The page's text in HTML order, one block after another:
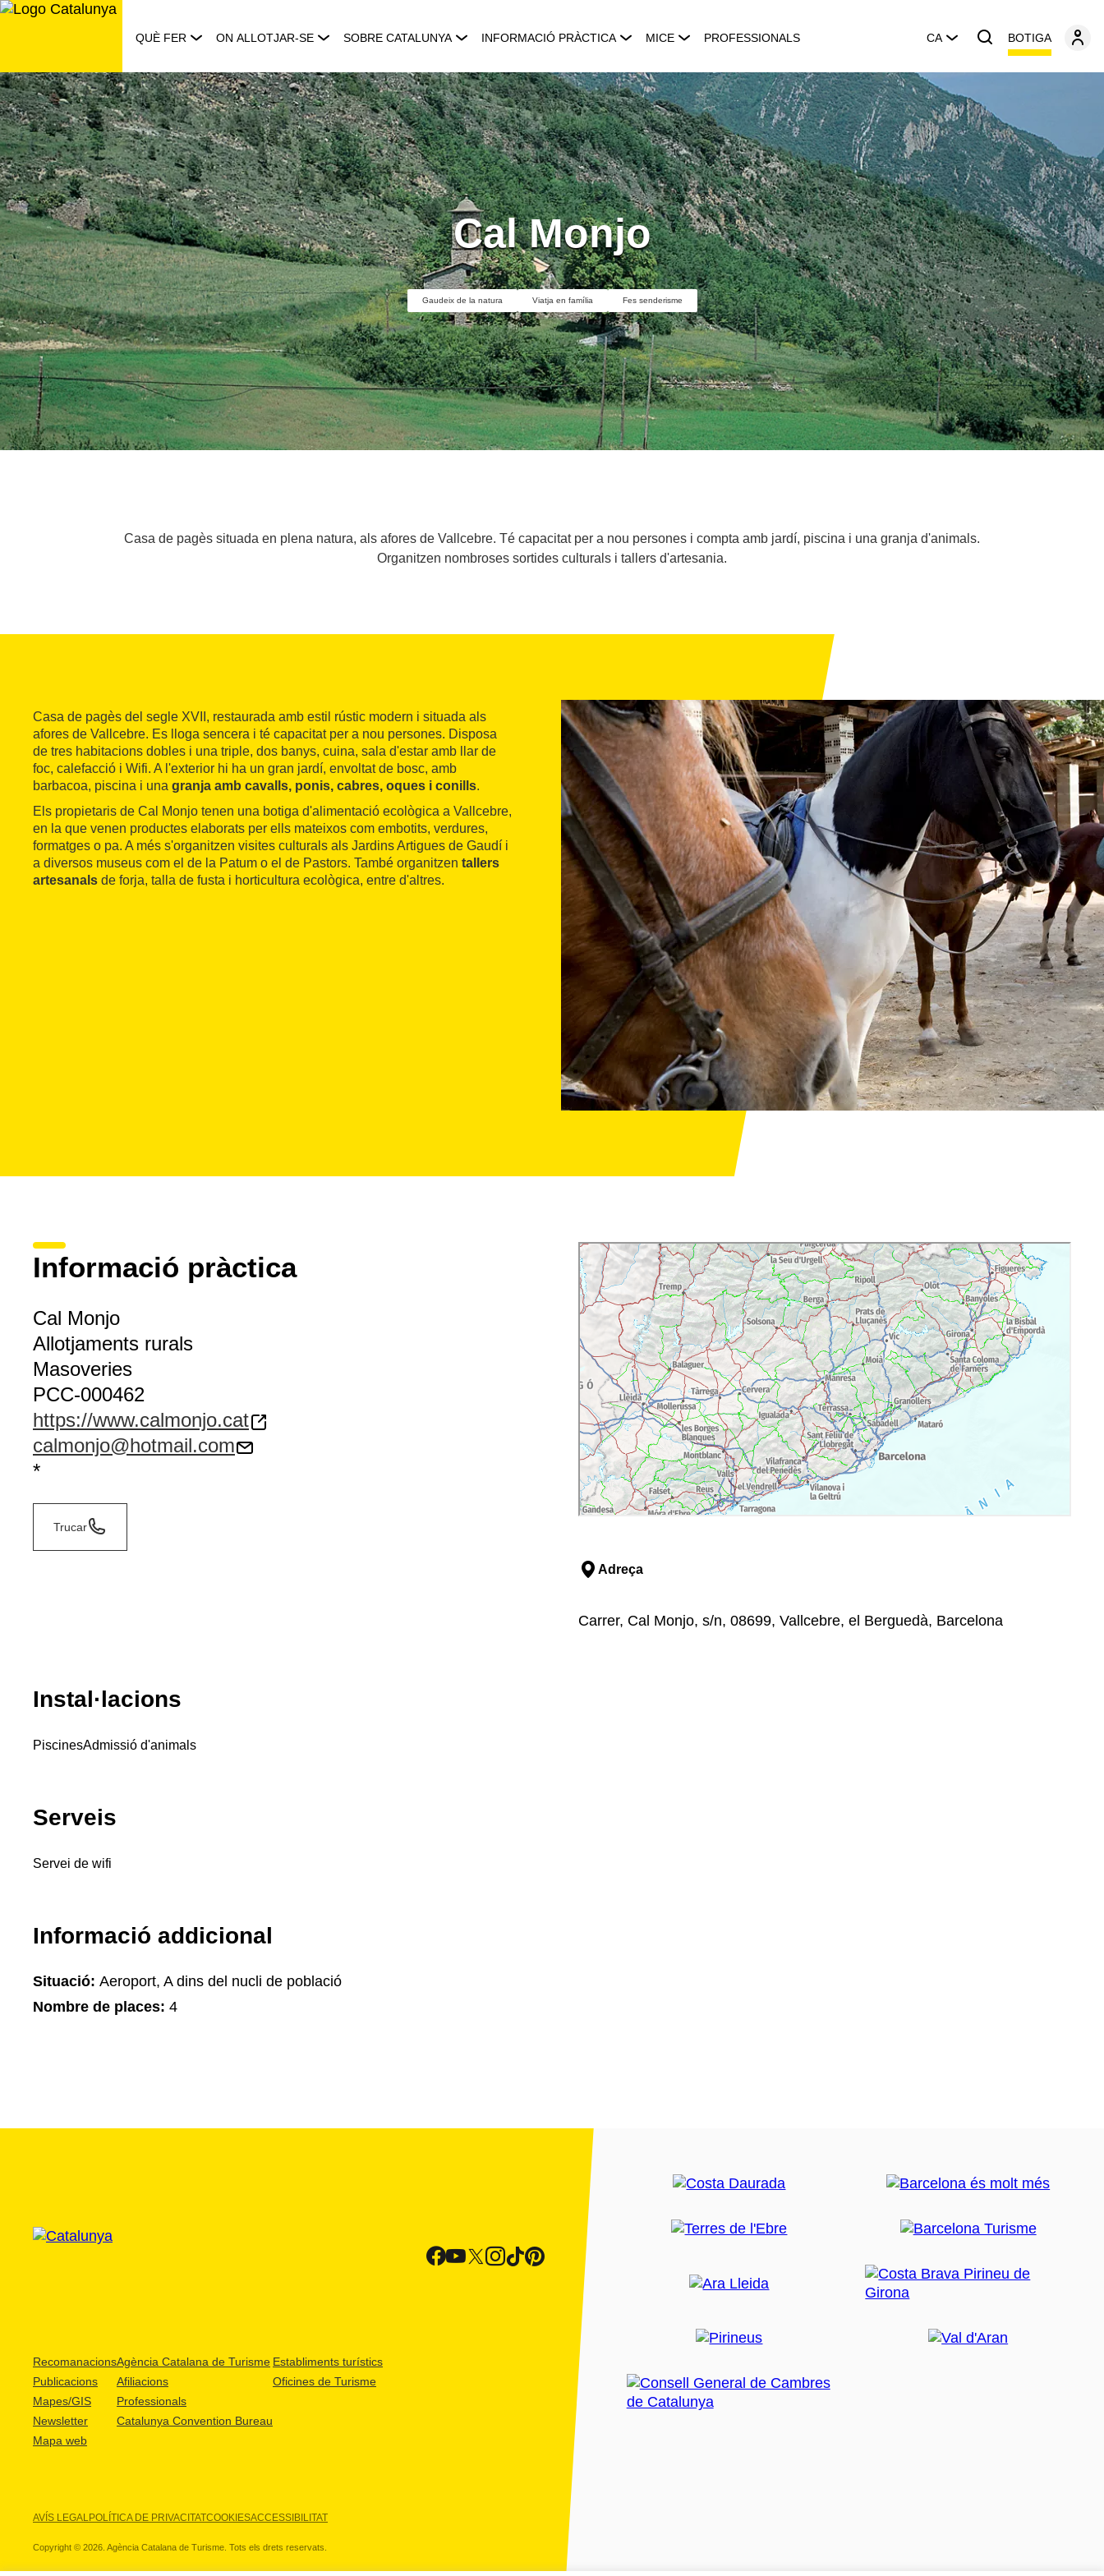
Saltar
QUÈ FER ON ALLOTJAR-SE SOBRE CATALUNYA INFORMACIÓ PRÀCTICA MICE PROFESSIONALS CA BOTIGA
Cal Monjo
Gaudeix de la natura Viatja en família Fes senderisme
Casa de pagès situada en plena natura, als afores de Vallcebre. Té capacitat per a nou persones i compta amb jardí, piscina i una granja d'animals.
Organitzen nombroses sortides culturals i tallers d'artesania.
Casa de pagès del segle XVII, restaurada amb estil rústic modern i situada als
afores de Vallcebre. Es lloga sencera i té capacitat per a nou persones. Disposa
de tres habitacions dobles i una triple, dos banys, cuina, sala d'estar amb llar de
foc, calefacció i Wifi. A l'exterior hi ha un gran jardí, envoltat de bosc, amb
barbacoa, piscina i una granja amb cavalls, ponis, cabres, oques i conills.
Els propietaris de Cal Monjo tenen una botiga d'alimentació ecològica a Vallcebre,
en la que venen productes elaborats per ells mateixos com embotits, verdures,
formatges o pa. A més s'organitzen visites culturals als Jardins Artigues de Gaudí i
a diversos museus com el de la Patum o el de Pastors. També organitzen tallers
artesanals de forja, talla de fusta i horticultura ecològica, entre d'altres.
Informació pràctica
Cal Monjo
Allotjaments rurals
Masoveries
PCC-000462
https://www.calmonjo.cat
calmonjo@hotmail.com
*
Trucar
Adreça
Carrer, Cal Monjo, s/n, 08699, Vallcebre, el Berguedà, Barcelona
Instal·lacions
PiscinesAdmissió d'animals
Serveis
Servei de wifi
Informació addicional
Situació: Aeroport, A dins del nucli de població
Nombre de places: 4
Recomanacions
Publicacions
Mapes/GIS
Newsletter
Mapa web
Agència Catalana de Turisme
Afiliacions
Professionals
Catalunya Convention Bureau
Establiments turístics
Oficines de Turisme
AVÍS LEGALPOLÍTICA DE PRIVACITATCOOKIESACCESSIBILITAT
Copyright © 2026. Agència Catalana de Turisme. Tots els drets reservats.